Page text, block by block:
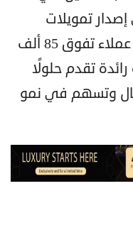
تمويلات
تتجاوز مليارين جنيه، مع قاعدة عملاء تفوق 85 ألف
تقدم حلولًا
وتسهم في نمو